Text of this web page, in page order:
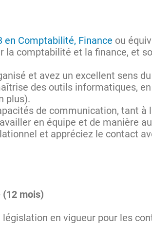
en Comptabilité, Finance ou
la comptabilité et la finance, et
et avez un excellent sens
des outils informatiques,
plus).
de communication, tant à
en équipe et de manière
et appréciez le contact
mois)
législation en vigueur pour les